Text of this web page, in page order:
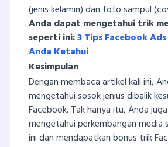
(jenis kelamin) dan foto sampul
Anda dapat mengetahui trik
seperti ini:3 Tips Facebook
Anda Ketahui
Kesimpulan
Dengan membaca artikel kali ini,
mengetahui sosok jenius dibalik
Facebook. Tak hanya itu, Anda
mengetahui perkembangan media
ini dan mendapatkan bonus trik